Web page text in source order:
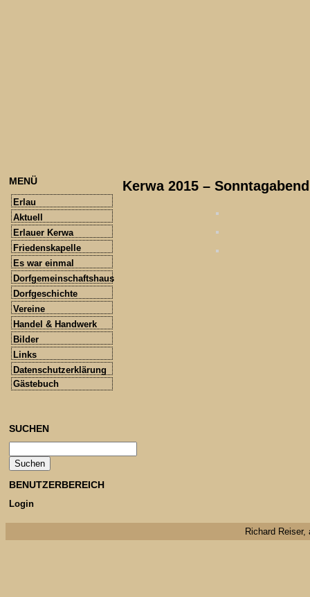
Kerwa 2015 – Sonntagabend
MENÜ
Erlau
Aktuell
Erlauer Kerwa
Friedenskapelle
Es war einmal
Dorfgemeinschaftshaus
Dorfgeschichte
Vereine
Handel & Handwerk
Bilder
Links
Datenschutzerklärung
Gästebuch
SUCHEN
BENUTZERBEREICH
Login
Richard